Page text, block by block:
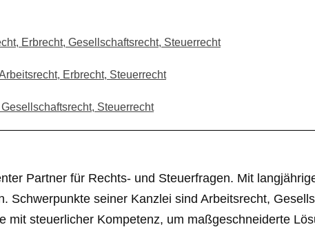
Erbrecht, Gesellschaftsrecht, Steuerrecht
Erbrecht, Steuerrecht
Steuerrecht
Partner für Rechts- und Steuerfragen. Mit
Schwerpunkte seiner Kanzlei sind Arbeitsrecht,
mit steuerlicher Kompetenz, um maßgeschneiderte